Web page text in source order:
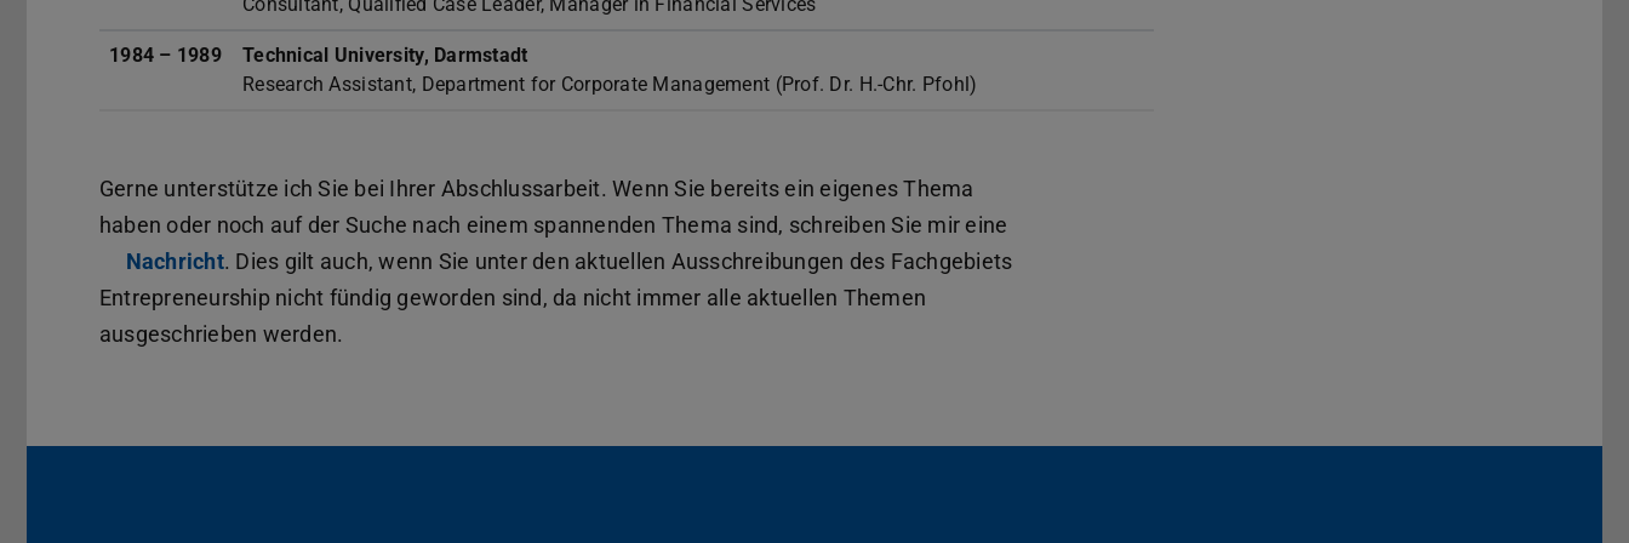
1984 – 1989
Technical University, Darmstadt
Research Assistant, Department for Corporate Management (Prof. Dr. H.-Chr. Pfohl)
Gerne unterstütze ich Sie bei Ihrer Abschlussarbeit. Wenn Sie bereits ein eigenes Thema
haben oder noch auf der Suche nach einem spannenden Thema sind, schreiben Sie mir eine
Nachricht. Dies gilt auch, wenn Sie unter den aktuellen Ausschreibungen des Fachgebiets
Entrepreneurship nicht fündig geworden sind, da nicht immer alle aktuellen Themen
ausgeschrieben werden.